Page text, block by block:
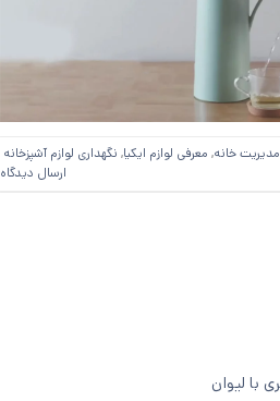
مدیریت خانه, معرفی لوازم ایکیا, نگهداری لوازم آشپزخانه
ارسال دیدگاه